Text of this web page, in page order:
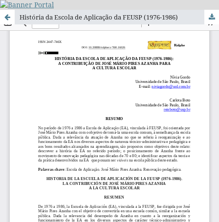
História da Escola de Aplicação da FEUSP (1976-1986)